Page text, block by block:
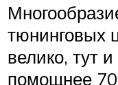
тюнинговых
велико, тут
помощнее